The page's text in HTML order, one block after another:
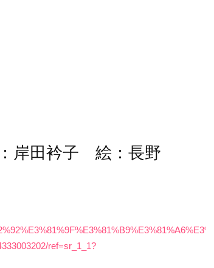
岸田衿子 絵：長野
ref=sr_1_1?